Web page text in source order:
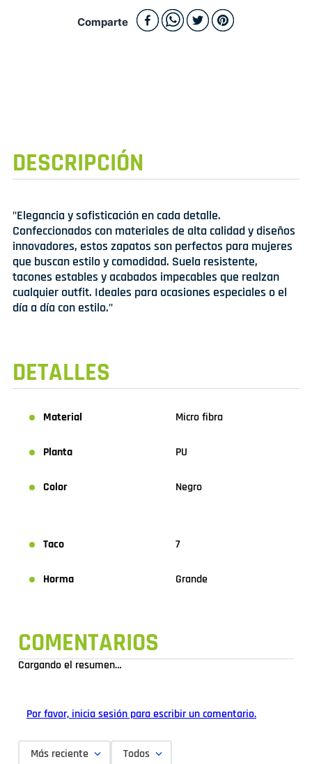
Comparte
DESCRIPCIÓN
"Elegancia y sofisticación en cada detalle.
Confeccionados con materiales de alta calidad y diseños
innovadores, estos zapatos son perfectos para mujeres
que buscan estilo y comodidad. Suela resistente,
tacones estables y acabados impecables que realzan
cualquier outfit. Ideales para ocasiones especiales o el
día a día con estilo."
DETALLES
Material Micro fibra
Planta PU
Color Negro
Taco 7
Horma Grande
COMENTARIOS
Cargando el resumen…
Por favor, inicia sesión para escribir un comentario.
Más reciente Todos